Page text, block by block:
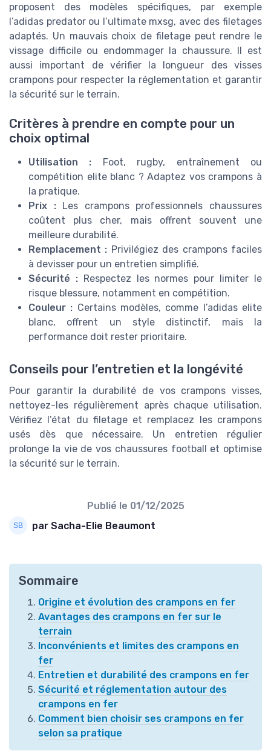
proposent des modèles spécifiques, par exemple
l’adidas predator ou l’ultimate mxsg, avec des filetages
adaptés. Un mauvais choix de filetage peut rendre le
vissage difficile ou endommager la chaussure. Il est
aussi important de vérifier la longueur des visses
crampons pour respecter la réglementation et garantir
la sécurité sur le terrain.
Critères à prendre en compte pour un
choix optimal
Utilisation : Foot, rugby, entraînement ou
compétition elite blanc ? Adaptez vos crampons à
la pratique.
Prix :Les crampons professionnels chaussures
coûtent plus cher, mais offrent souvent une
meilleure durabilité.
Remplacement : Privilégiez des crampons faciles
à devisser pour un entretien simplifié.
Sécurité :Respectez les normes pour limiter le
risque blessure, notamment en compétition.
Couleur : Certains modèles, comme l’adidas elite
blanc, offrent un style distinctif, mais la
performance doit rester prioritaire.
Conseils pour l’entretien et la longévité
Pour garantir la durabilité de vos crampons visses,
nettoyez-les régulièrement après chaque utilisation.
Vérifiez l’état du filetage et remplacez les crampons
usés dès que nécessaire. Un entretien régulier
prolonge la vie de vos chaussures football et optimise
la sécurité sur le terrain.
Publié le 01/12/2025
par Sacha-Elie Beaumont
Sommaire
Origine et évolution des crampons en fer
Avantages des crampons en fer sur le
terrain
Inconvénients et limites des crampons en
fer
Entretien et durabilité des crampons en fer
Sécurité et réglementation autour des
crampons en fer
Comment bien choisir ses crampons en fer
selon sa pratique